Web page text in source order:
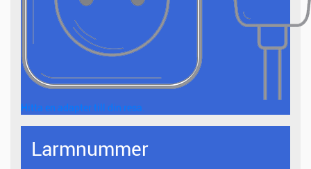
Hitta en adapter till din resa.
Larmnummer